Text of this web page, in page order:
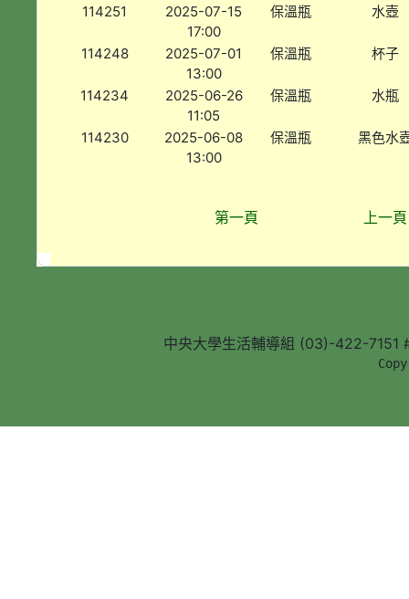
114251
2025-07-15
17:00
保溫瓶 水壺
114248
2025-07-01
13:00
保溫瓶 杯子
114234
2025-06-26
11:05
保溫瓶 水瓶
114230
2025-06-08
13:00
保溫瓶 黑色水
第一頁 上一頁
中央大學生活輔導組 (03)-422-7151